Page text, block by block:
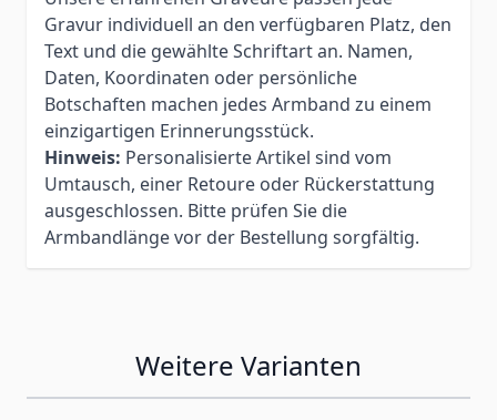
Gravur individuell an den verfügbaren Platz, den
Text und die gewählte Schriftart an. Namen,
Daten, Koordinaten oder persönliche
Botschaften machen jedes Armband zu einem
einzigartigen Erinnerungsstück.
Hinweis: Personalisierte Artikel sind vom
Umtausch, einer Retoure oder Rückerstattung
ausgeschlossen. Bitte prüfen Sie die
Armbandlänge vor der Bestellung sorgfältig.
Weitere Varianten